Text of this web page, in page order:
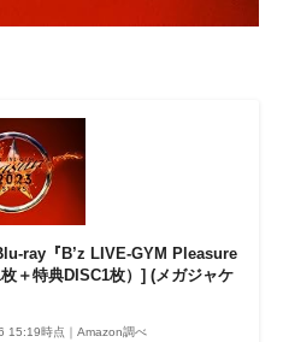
ray『B’z LIVE-GYM Pleasure
＋特典DISC1枚）] (メガジャケ
15:19時点｜Amazon調べ